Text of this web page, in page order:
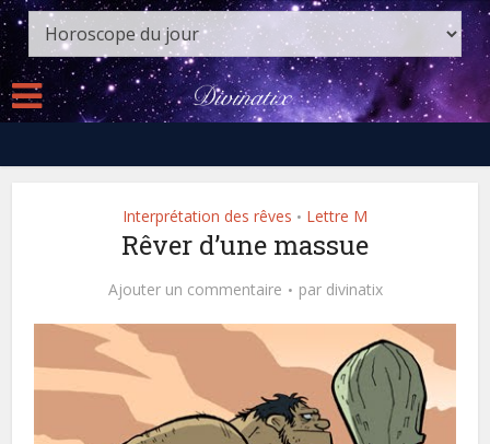
Interprétation des rêves • Lettre M
Rêver d’une massue
Ajouter un commentaire par divinatix